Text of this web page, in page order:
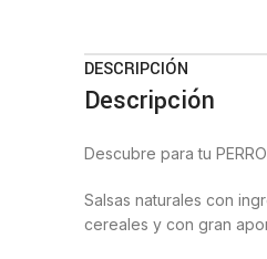
DESCRIPCIÓN
Descripción
Descubre para tu PERRO
Salsas naturales con
cereales y con gran